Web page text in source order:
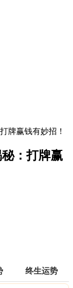
牌赢钱有妙招！
：打牌赢
终生运势